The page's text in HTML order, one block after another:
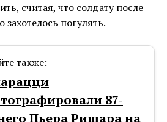
считая, что солдату после
погулять.
также:
87-
Пьера Ришара на